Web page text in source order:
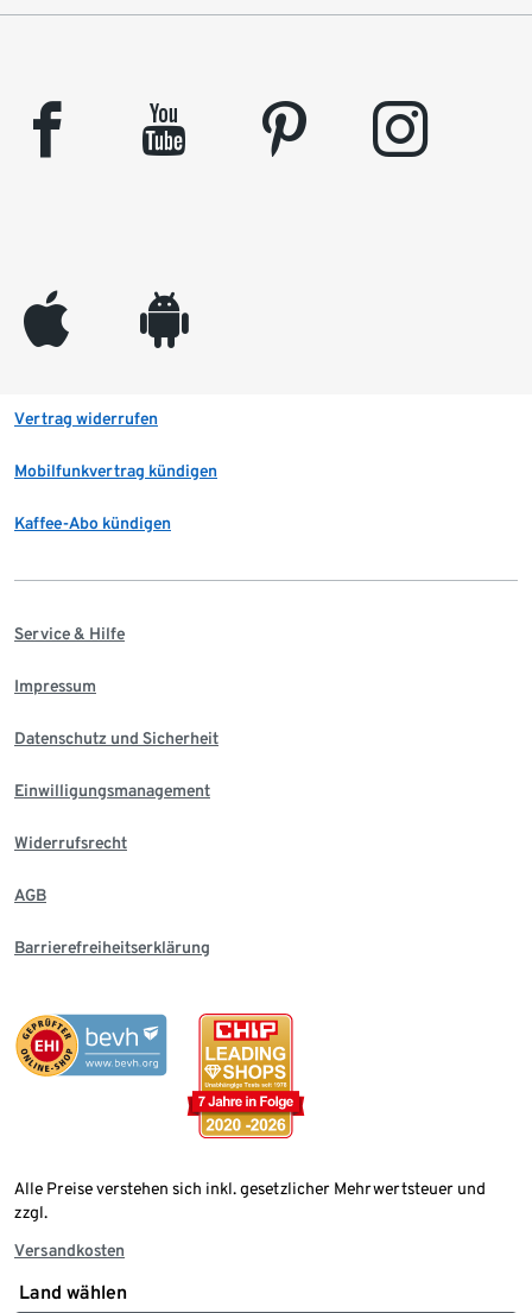
facebook youtube pinterest instagram
appleinc android
Vertrag widerrufen
Mobilfunkvertrag kündigen
Kaffee-Abo kündigen
Service & Hilfe
Impressum
Datenschutz und Sicherheit
Einwilligungsmanagement
Widerrufsrecht
AGB
Barrierefreiheitserklärung
Alle Preise verstehen sich inkl. gesetzlicher Mehrwertsteuer und
zzgl.
Versandkosten
Land wählen